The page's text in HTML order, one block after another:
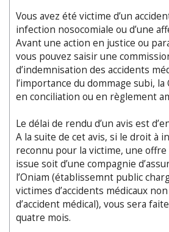
Vous avez été victime d’un
infection nosocomiale ou d’une
Avant une action en justice ou
vous pouvez saisir une
d’indemnisation des accidents
l’importance du dommage subi,
en conciliation ou en règlement
Le délai de rendu d’un avis est
A la suite de cet avis, si le droit à
reconnu pour la victime, une offre
issue soit d’une compagnie
l’Oniam (établissemnt public
victimes d’accidents médicaux
d’accident médical), vous sera
quatre mois.